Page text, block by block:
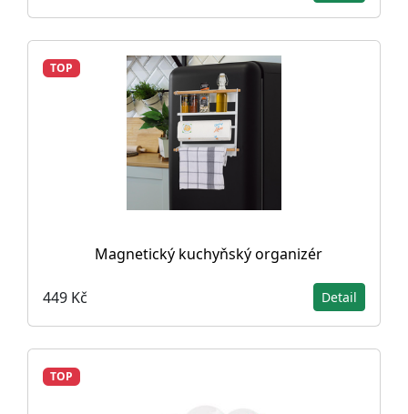
TOP
Magnetický kuchyňský organizér
449 Kč Detail
TOP